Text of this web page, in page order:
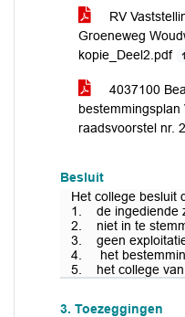
RV
Groeneweg
kopie_Deel2.pdf
4037100
bestemmingsplan
raadsvoorstel nr.
Besluit
Het college besluit
1. de ingediende
2. niet in te
3. geen
4. het
5. het college
3. Toezeggingen